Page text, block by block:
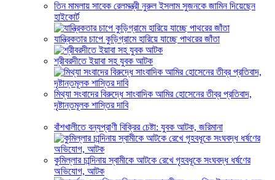
তিন মামলায় সাবেক রেলমন্ত্রী নুরুল ইসলাম সুজনকে জামিন দিয়েছেন
হাইকোর্ট
যান্ত্রিকতার চাপে কুড়িগ্রামে হারিয়ে যাচ্ছে পাথরের জাঁতা
শ্রীবরদীতে ইয়াবা সহ যুবক আটক
মিথ্যা সংবাদের বিরুদ্ধে সাংবাদিক আমির হোসেনের তীব্র প্রতিবাদ,
দৃষ্টান্তমূলক শাস্তির দাবি
বাঁশখালীতে বন্যপ্রাণী বিক্রির চেষ্টা: যুবক আটক, জরিমানা
কুমিল্লার চান্দিনায় স্বামীকে আটকে রেখে গৃহবধূকে সংঘবদ্ধ ধর্ষণের
অভিযোগ, আটক